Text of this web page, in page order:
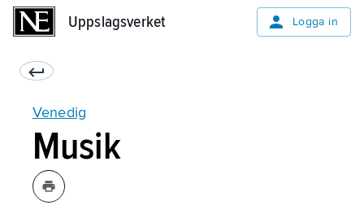
Uppslagsverket Logga in
Venedig
Musik